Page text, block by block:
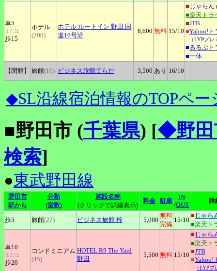
車5
または
歩15
ホテル
(200)
ホテル ルートイン 野田 国
道16号沿
8,600 無料 15/10
■ じゃらん
■楽天トラ
■JTB
■Yahoo!ト
↑LYPプレ
■るるぶト
■一休
【閉館】
旅館(10) ビジネス旅館てらだ 3,500 あり 16/10
◆SL沿線宿泊情報のTOPペー
■野田市 (千葉県) [◆野田
検索]
●東武野田線
野田市
駅から
分類
(室数)
施設名称
(クリックで詳細表示)
料金 駐車
IN
/OUT
詳
歩5 旅館(27) ビジネス旅館 梓 5,000
無料
完備
15/10
■ じゃら
■楽天ト
車10
または
歩20
コンドミニアム
(45)
HOTEL R9 The Yard
野田
5,500 無料 15/10
■ じゃら
■楽天ト
■JTB
■Yahoo!
↑LYPプ